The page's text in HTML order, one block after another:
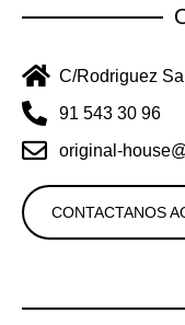
C/Rodriguez
91 543 30 96
original-
CONTACTANOS